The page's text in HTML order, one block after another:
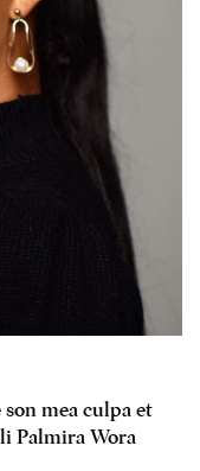
son mea culpa et
Palmira Wora